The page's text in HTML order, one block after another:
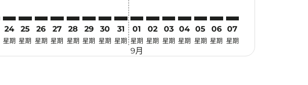
24
星期
25
星期
26
星期
27
星期
28
星期
29
星期
30
星期
31
星期
01
星期
9月
02
星期
03
星期
04
星期
05
星期
06
星期
07
星期